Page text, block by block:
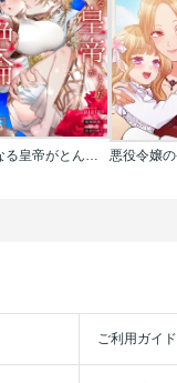
聖なる皇帝がとんだ隠れ絶倫だった件【単話】
ご利用ガイド